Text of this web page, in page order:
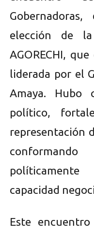
elección de
AGORECHI,
liderada por el
Amaya. Hubo
político,
representación
capacidad
Este